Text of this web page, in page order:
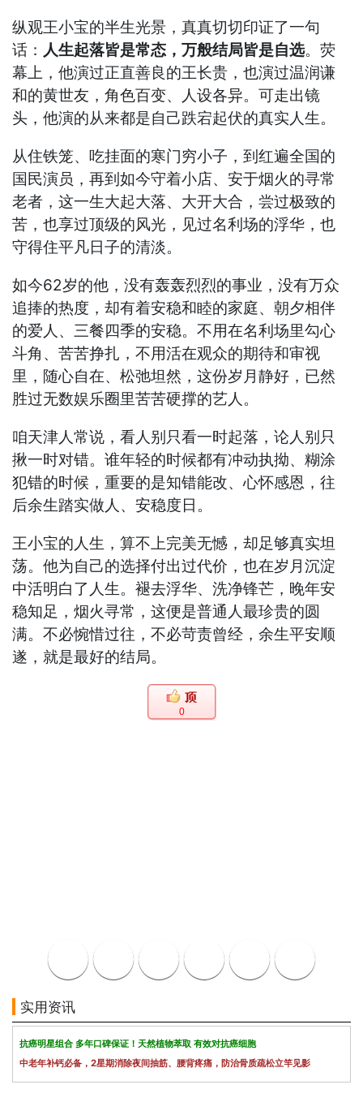
纵观王小宝的半生光景，真真切切印证了一句
话： 人生起落皆是常态，万般结局皆是自选。荧
幕上，他演过正直善良的王长贵，也演过温润谦
和的黄世友，角色百变、人设各异。可走出镜
头，他演的从来都是自己跌宕起伏的真实人生。
从住铁笼、吃挂面的寒门穷小子，到红遍全国的
国民演员，再到如今守着小店、安于烟火的寻常
老者，这一生大起大落、大开大合，尝过极致的
苦，也享过顶级的风光，见过名利场的浮华，也
守得住平凡日子的清淡。
如今62岁的他，没有轰轰烈烈的事业，没有万众
追捧的热度，却有着安稳和睦的家庭、朝夕相伴
的爱人、三餐四季的安稳。不用在名利场里勾心
斗角、苦苦挣扎，不用活在观众的期待和审视
里，随心自在、松弛坦然，这份岁月静好，已然
胜过无数娱乐圈里苦苦硬撑的艺人。
咱天津人常说，看人别只看一时起落，论人别只
揪一时对错。谁年轻的时候都有冲动执拗、糊涂
犯错的时候，重要的是知错能改、心怀感恩，往
后余生踏实做人、安稳度日。
王小宝的人生，算不上完美无憾，却足够真实坦
荡。他为自己的选择付出过代价，也在岁月沉淀
中活明白了人生。褪去浮华、洗净锋芒，晚年安
稳知足，烟火寻常，这便是普通人最珍贵的圆
满。不必惋惜过往，不必苛责曾经，余生平安顺
遂，就是最好的结局。
0
实用资讯
抗癌明星组合 多年口碑保证！天然植物萃取 有效对抗癌细胞
中老年补钙必备，2星期消除夜间抽筋、腰背疼痛，防治骨质疏松立竿见影